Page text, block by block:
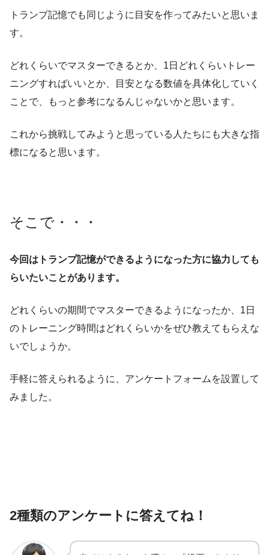
トランプ記憶でも同じように目安を作ってみたいと思いま
す。
どれくらいでマスターできるとか、1日どれくらいトレー
ニングすればいいとか、目安となる数値を具体化していく
ことで、もっと参考になるんじゃないかと思います。
これから挑戦してみようと思っている人たちにも大きな指
標になると思います。
そこで・・・
今回はトランプ記憶ができるようになった方に協力しても
らいたいことがあります。
どれくらいの期間でマスターできるようになったか、1日
のトレーニング時間はどれくらいかをぜひ教えてもらえな
いでしょうか。
手軽に答えられるように、アンケートフォームを設置して
みました。
2種類のアンケートに答えてね！